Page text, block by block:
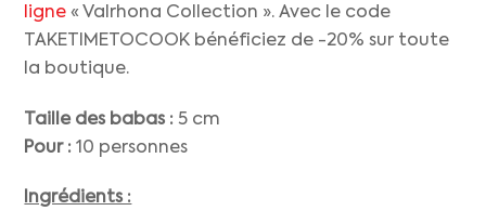
ligne « Valrhona Collection ». Avec le code
TAKETIMETOCOOK bénéficiez de -20% sur toute
la boutique.
Taille des babas : 5 cm
Pour : 10 personnes
Ingrédients :